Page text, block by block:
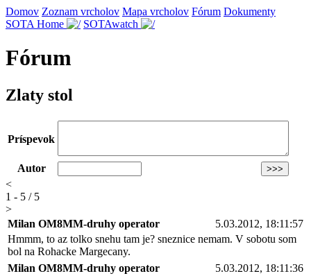
Domov Zoznam vrcholov Mapa vrcholov Fórum Dokumenty
SOTA Home
SOTAwatch
Fórum
Zlaty stol
Príspevok
Autor
<
1 - 5 / 5
>
Milan OM8MM-druhy operator
5.03.2012, 18:11:57
Hmmm, to az tolko snehu tam je? sneznice nemam. V sobotu som
bol na Rohacke Margecany.
Milan OM8MM-druhy operator
5.03.2012, 18:11:36